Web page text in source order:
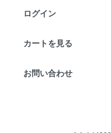
ログイン
カートを見る
お問い合わせ